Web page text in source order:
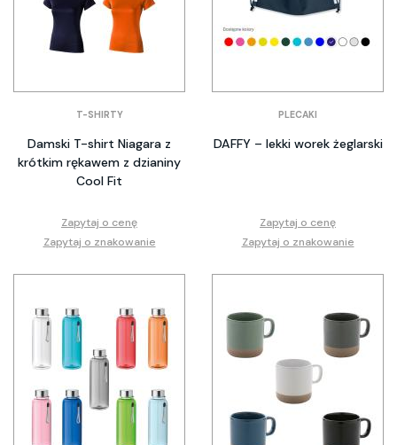
T-SHIRTY
Damski T-shirt Niagara z
krótkim rękawem z dzianiny
Cool Fit
Zapytaj o cenę
Zapytaj o znakowanie
PLECAKI
DAFFY – lekki worek żeglarski
Zapytaj o cenę
Zapytaj o znakowanie